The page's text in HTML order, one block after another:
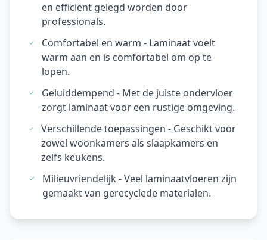
en efficiënt gelegd worden door
professionals.
Comfortabel en warm - Laminaat voelt
warm aan en is comfortabel om op te
lopen.
Geluiddempend - Met de juiste ondervloer
zorgt laminaat voor een rustige omgeving.
Verschillende toepassingen - Geschikt voor
zowel woonkamers als slaapkamers en
zelfs keukens.
Milieuvriendelijk - Veel laminaatvloeren zijn
gemaakt van gerecyclede materialen.